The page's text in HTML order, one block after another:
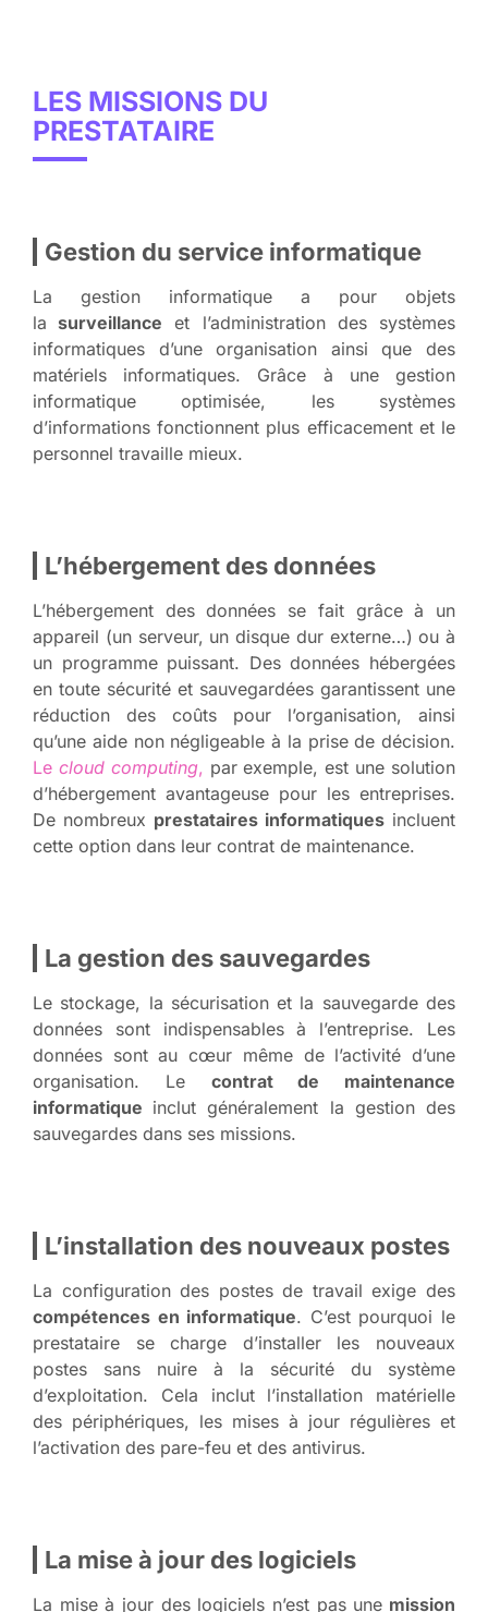
LES MISSIONS DU
PRESTATAIRE
Gestion du service informatique
La gestion informatique a pour objets
la surveillance et l’administration des systèmes
informatiques d’une organisation ainsi que des
matériels informatiques. Grâce à une gestion
informatique optimisée, les systèmes
d’informations fonctionnent plus efficacement et le
personnel travaille mieux.
L’hébergement des données
L’hébergement des données se fait grâce à un
appareil (un serveur, un disque dur externe…) ou à
un programme puissant. Des données hébergées
en toute sécurité et sauvegardées garantissent une
réduction des coûts pour l’organisation, ainsi
qu’une aide non négligeable à la prise de décision.
Le cloud computing, par exemple, est une solution
d’hébergement avantageuse pour les entreprises.
De nombreux prestataires informatiquesincluent
cette option dans leur contrat de maintenance.
La gestion des sauvegardes
Le stockage, la sécurisation et la sauvegarde des
données sont indispensables à l’entreprise. Les
données sont au cœur même de l’activité d’une
organisation. Le contrat de maintenance
informatique inclut généralement la gestion des
sauvegardes dans ses missions.
L’installation des nouveaux postes
La configuration des postes de travail exige des
compétences en informatique. C’est pourquoi le
prestataire se charge d’installer les nouveaux
postes sans nuire à la sécurité du système
d’exploitation. Cela inclut l’installation matérielle
des périphériques, les mises à jour régulières et
l’activation des pare-feu et des antivirus.
La mise à jour des logiciels
La mise à jour des logiciels n’est pas une mission